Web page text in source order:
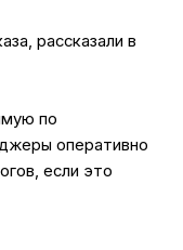
рассказали в
по
оперативно
если это